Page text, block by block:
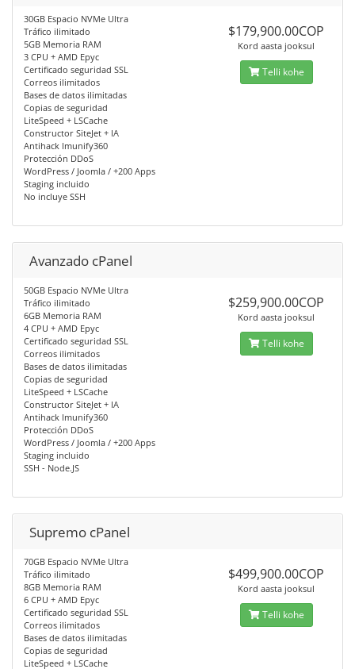
30GB Espacio NVMe Ultra
Tráfico ilimitado
5GB Memoria RAM
3 CPU + AMD Epyc
Certificado seguridad SSL
Correos ilimitados
Bases de datos ilimitadas
Copias de seguridad
LiteSpeed + LSCache
Constructor SiteJet + IA
Antihack Imunify360
Protección DDoS
WordPress / Joomla / +200 Apps
Staging incluido
No incluye SSH
$179,900.00COP
Kord aasta jooksul
Telli kohe
Avanzado cPanel
50GB Espacio NVMe Ultra
Tráfico ilimitado
6GB Memoria RAM
4 CPU + AMD Epyc
Certificado seguridad SSL
Correos ilimitados
Bases de datos ilimitadas
Copias de seguridad
LiteSpeed + LSCache
Constructor SiteJet + IA
Antihack Imunify360
Protección DDoS
WordPress / Joomla / +200 Apps
Staging incluido
SSH - Node.JS
$259,900.00COP
Kord aasta jooksul
Telli kohe
Supremo cPanel
70GB Espacio NVMe Ultra
Tráfico ilimitado
8GB Memoria RAM
6 CPU + AMD Epyc
Certificado seguridad SSL
Correos ilimitados
Bases de datos ilimitadas
Copias de seguridad
LiteSpeed + LSCache
$499,900.00COP
Kord aasta jooksul
Telli kohe